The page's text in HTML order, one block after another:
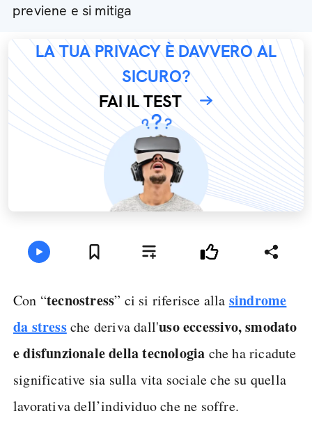
previene e si mitiga
LA TUA PRIVACY È DAVVERO AL
SICURO?
FAI IL TEST
Con “tecnostress” ci si riferisce alla sindrome
da stressche deriva dall'uso eccessivo, smodato
e disfunzionale della tecnologia che ha ricadute
significative sia sulla vita sociale che su quella
lavorativa dell’individuo che ne soffre.